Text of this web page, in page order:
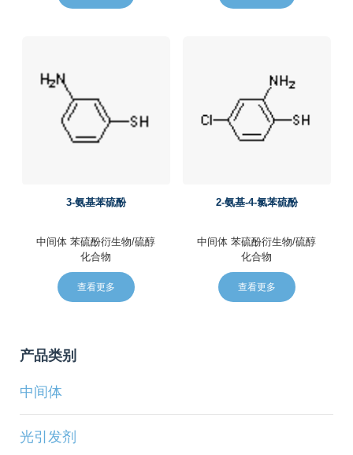
3-氨基苯硫酚
中间体 苯硫酚衍生物/硫醇
化合物
查看更多
2-氨基-4-氯苯硫酚
中间体 苯硫酚衍生物/硫醇
化合物
查看更多
产品类别
中间体
光引发剂